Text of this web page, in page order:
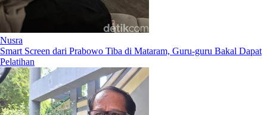
Nusra
Smart Screen dari Prabowo Tiba di Mataram, Guru-guru Bakal Dapat
Pelatihan